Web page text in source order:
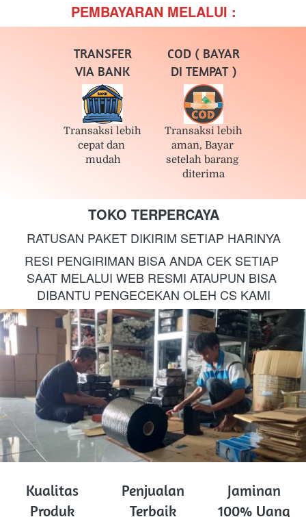
PEMBAYARAN MELALUI :
TRANSFER
VIA BANK
Transaksi lebih
cepat dan
mudah
COD ( BAYAR
DI TEMPAT )
Transaksi lebih
aman, Bayar
setelah barang
diterima
TOKO TERPERCAYA
RATUSAN PAKET DIKIRIM SETIAP HARINYA
RESI PENGIRIMAN BISA ANDA CEK SETIAP
SAAT MELALUI WEB RESMI ATAUPUN BISA
DIBANTU PENGECEKAN OLEH CS KAMI
Kualitas
Produk
Penjualan
Terbaik
Jaminan
100% Uang